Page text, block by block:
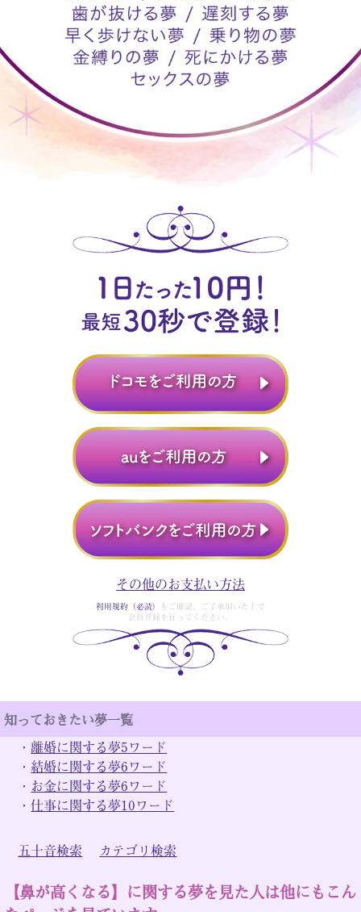
その他のお支払い方法
利用規約（必読）
をご確認、ご了承頂いた上で
会員登録を行ってください。
知っておきたい夢一覧
・ 離婚に関する夢5ワード
・ 結婚に関する夢6ワード
・ お金に関する夢6ワード
・仕事に関する夢10ワード
五十音検索 カテゴリ検索
【鼻が高くなる】に関する夢を見た人は他にもこん